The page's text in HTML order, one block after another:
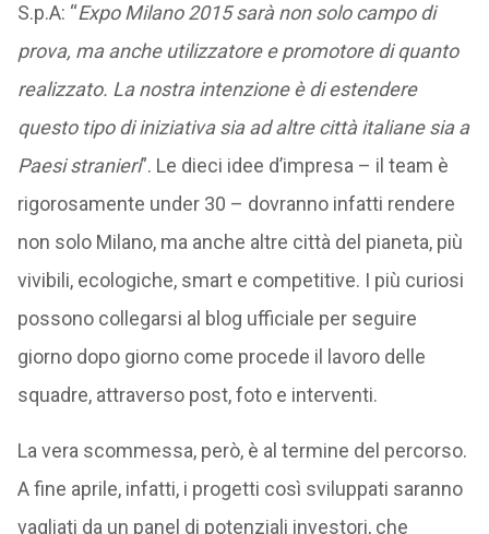
S.p.A: “Expo Milano 2015 sarà non solo campo di
prova, ma anche utilizzatore e promotore di quanto
realizzato. La nostra intenzione è di estendere
questo tipo di iniziativa sia ad altre città italiane sia a
Paesi stranieri”. Le dieci idee d’impresa – il team è
rigorosamente under 30 – dovranno infatti rendere
non solo Milano, ma anche altre città del pianeta, più
vivibili, ecologiche, smart e competitive. I più curiosi
possono collegarsi al blog ufficiale per seguire
giorno dopo giorno come procede il lavoro delle
squadre, attraverso post, foto e interventi.
La vera scommessa, però, è al termine del percorso.
A fine aprile, infatti, i progetti così sviluppati saranno
vagliati da un panel di potenziali investori, che